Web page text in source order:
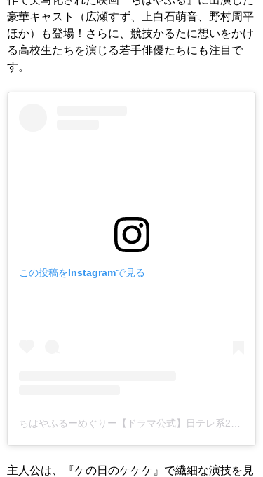
豪華キャスト（広瀬すず、上白石萌音、野村周平
ほか）も登場！さらに、競技かるたに想いをかけ
る高校生たちを演じる若手俳優たちにも注目で
す。
この投稿をInstagramで見る
主人公は、『ケの日のケケケ』で繊細な演技を見